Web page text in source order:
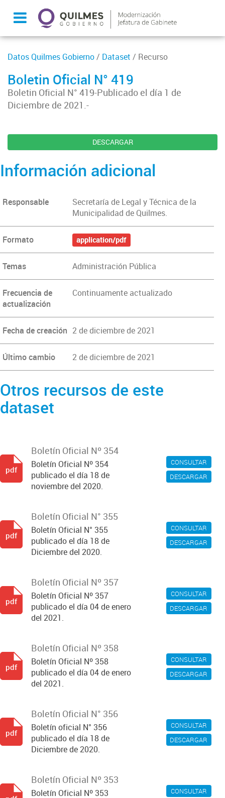
Datos Quilmes Gobierno/ Dataset / Recurso
Boletin Oficial N° 419
Boletin Oficial N° 419-Publicado el día 1 de
Diciembre de 2021.-
DESCARGAR
Información adicional
Responsable
Secretaría de Legal y Técnica de la
Municipalidad de Quilmes.
Formato application/pdf
Temas Administración Pública
Frecuencia de
actualización
Continuamente actualizado
Fecha de creación 2 de diciembre de 2021
Último cambio 2 de diciembre de 2021
Otros recursos de este
dataset
CONSULTAR
DESCARGAR
Boletín Oficial Nº 354
Boletín Oficial Nº 354
publicado el día 18 de
noviembre del 2020.
pdf
CONSULTAR
DESCARGAR
Boletín Oficial N° 355
Boletín Oficial N° 355
publicado el día 18 de
Diciembre del 2020.
pdf
CONSULTAR
DESCARGAR
Boletín Oficial Nº 357
Boletín Oficial Nº 357
publicado el día 04 de enero
del 2021.
pdf
CONSULTAR
DESCARGAR
Boletín Oficial Nº 358
Boletín Oficial Nº 358
publicado el día 04 de enero
del 2021.
pdf
CONSULTAR
DESCARGAR
Boletín Oficial N° 356
Boletín oficial N° 356
publicado el día 18 de
Diciembre de 2020.
pdf
CONSULTAR
Boletín Oficial Nº 353
Boletín Oficial Nº 353